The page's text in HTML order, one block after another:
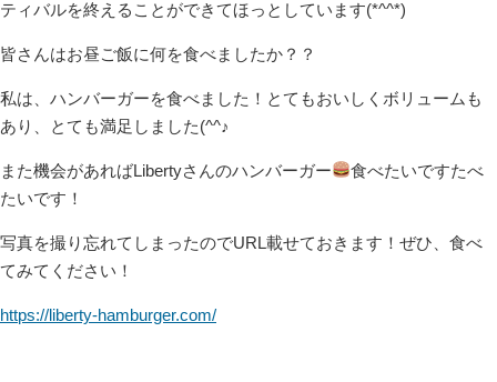
ティバルを終えることができてほっとしています(*^^*)
皆さんはお昼ご飯に何を食べましたか？？
私は、ハンバーガーを食べました！とてもおいしくボリュームも
あり、とても満足しました(^^♪
また機会があればLibertyさんのハンバーガー
食べたいですたべ
たいです！
写真を撮り忘れてしまったのでURL載せておきます！ぜひ、食べ
てみてください！
https://liberty-hamburger.com/